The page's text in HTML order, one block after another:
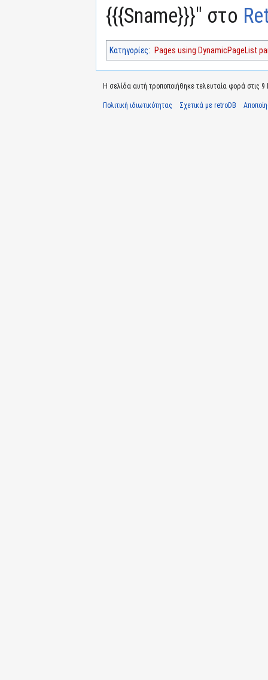
{{{Sname}}}" στο
Κατηγορίες: Pages using DynamicPageList
Η σελίδα αυτή τροποποιήθηκε τελευταία φορά στις 9
Πολιτική ιδιωτικότητας Σχετικά με retroDB